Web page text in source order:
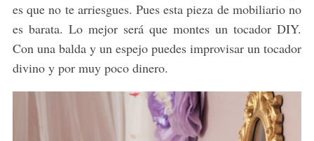
es que no te arriesgues. Pues esta pieza de mobiliario no
es barata. Lo mejor será que montes un tocador DIY.
Con una balda y un espejo puedes improvisar un tocador
divino y por muy poco dinero.